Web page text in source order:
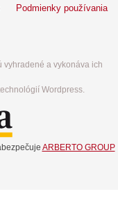
Podmienky používania
vyhradené a vykonáva ich
Wordpress.
ARBERTO GROUP